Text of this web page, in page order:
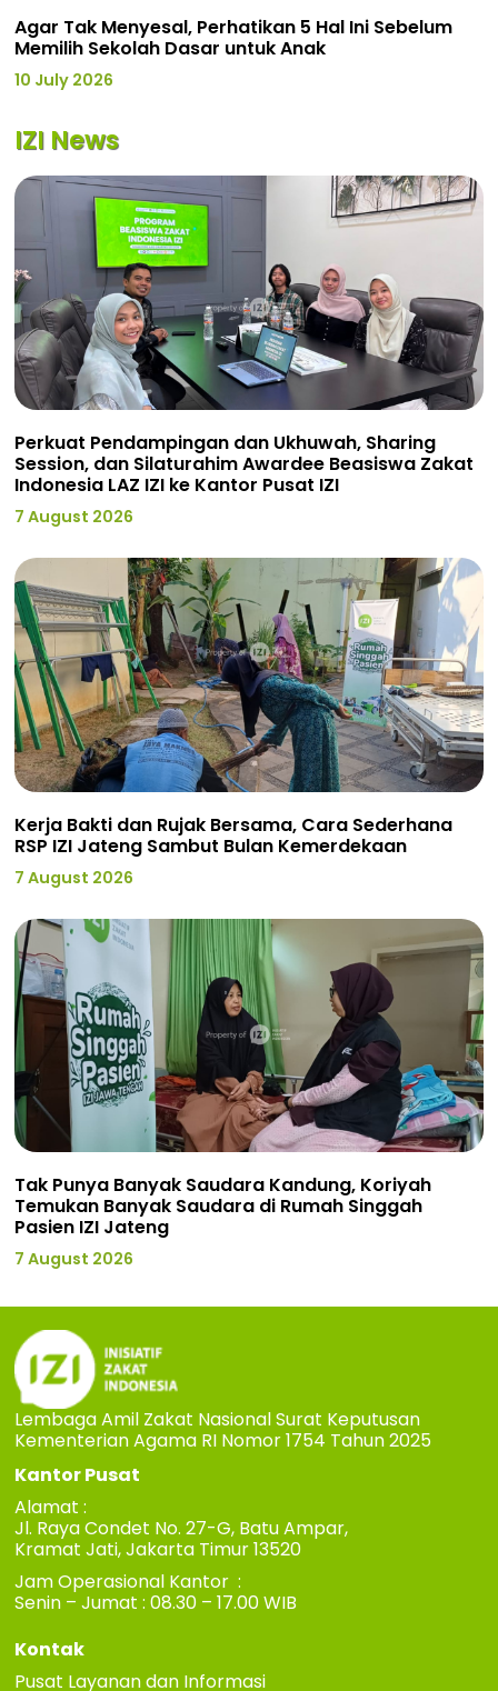
Agar Tak Menyesal, Perhatikan 5 Hal Ini Sebelum
Memilih Sekolah Dasar untuk Anak
10 July 2026
IZI News
Perkuat Pendampingan dan Ukhuwah, Sharing
Session, dan Silaturahim Awardee Beasiswa Zakat
Indonesia LAZ IZI ke Kantor Pusat IZI
7 August 2026
Kerja Bakti dan Rujak Bersama, Cara Sederhana
RSP IZI Jateng Sambut Bulan Kemerdekaan
7 August 2026
Tak Punya Banyak Saudara Kandung, Koriyah
Temukan Banyak Saudara di Rumah Singgah
Pasien IZI Jateng
7 August 2026
Lembaga Amil Zakat Nasional Surat Keputusan
Kementerian Agama RI Nomor 1754 Tahun 2025
Kantor Pusat
Alamat :
Jl. Raya Condet No. 27-G, Batu Ampar,
Kramat Jati, Jakarta Timur 13520
Jam Operasional Kantor :
Senin – Jumat : 08.30 – 17.00 WIB
Kontak
Pusat Layanan dan Informasi